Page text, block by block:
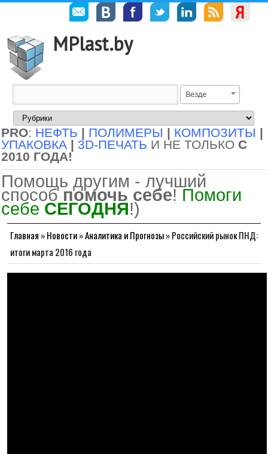
MPlast.by
Везде
PRO: НЕФТЬ | ПОЛИМЕРЫ | КОМПОЗИТЫ |
УПАКОВКА | 3D-ПЕЧАТЬ И НЕ ТОЛЬКО С
2010 ГОДА!
Помощь другим - лучший
способ помочь себе! Помоги
себе СЕГОДНЯ!)
Главная »Новости»Аналитика и Прогнозы»Российский рынок ПНД:
итоги марта 2016 года